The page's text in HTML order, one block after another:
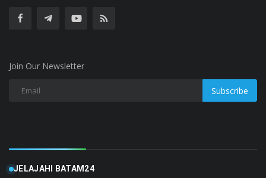
Join Our Newsletter
Subscribe
JELAJAHI BATAM24